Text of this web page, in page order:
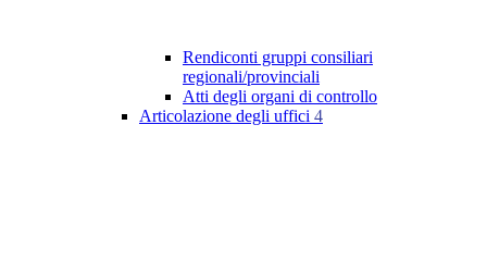
Rendiconti gruppi consiliari
regionali/provinciali
Atti degli organi di controllo
Articolazione degli uffici 4